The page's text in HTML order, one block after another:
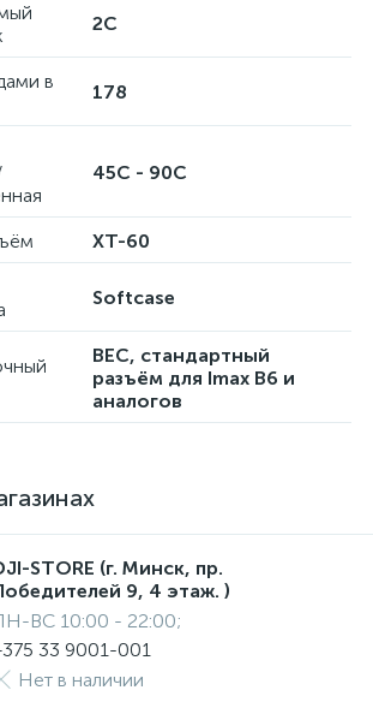
2C
в
178
45C - 90C
XT-60
Softcase
BEC, стандартный
разъём для Imax B6 и
аналогов
STORE (г. Минск, пр.
9, 4 этаж. )
ВС 10:00 - 22:00;
33 9001-001
Нет в наличии